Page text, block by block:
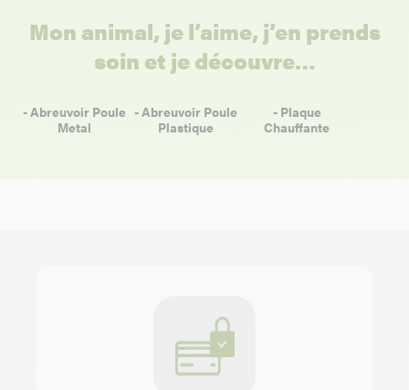
Mon animal, je l’aime, j’en prends
soin et je découvre…
- Abreuvoir Poule
Metal
- Abreuvoir Poule
Plastique
- Plaque
Chauffante